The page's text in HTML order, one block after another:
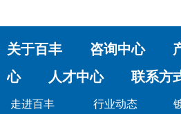
关于百丰 咨询中心
心 人才中心 联系方
走进百丰 行业动态